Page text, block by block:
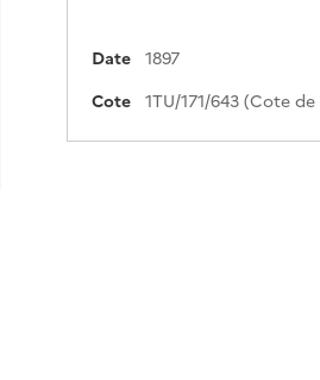
Date
1897
Cote
1TU/171/643 (Cote